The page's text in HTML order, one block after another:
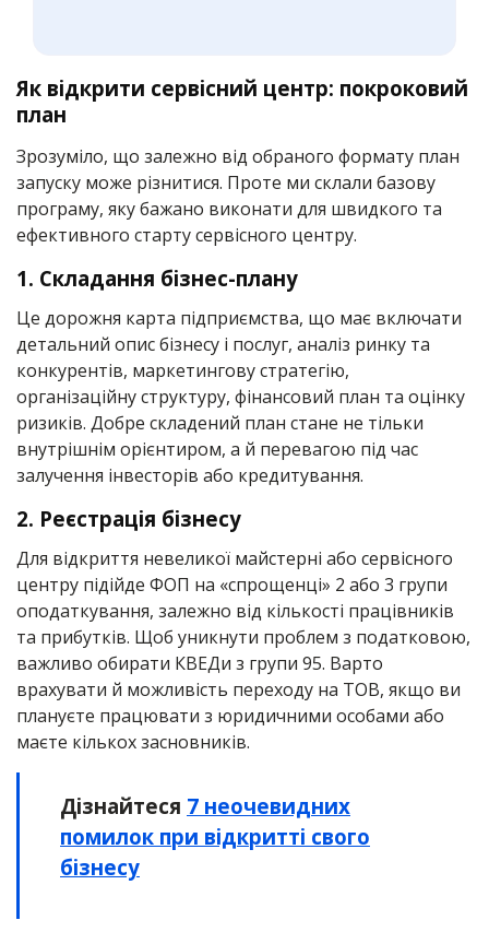
Як відкрити сервісний центр: покроковий
план
Зрозуміло, що залежно від обраного формату план
запуску може різнитися. Проте ми склали базову
програму, яку бажано виконати для швидкого та
ефективного старту сервісного центру.
1. Складання бізнес-плану
Це дорожня карта підприємства, що має включати
детальний опис бізнесу і послуг, аналіз ринку та
конкурентів, маркетингову стратегію,
організаційну структуру, фінансовий план та оцінку
ризиків. Добре складений план стане не тільки
внутрішнім орієнтиром, а й перевагою під час
залучення інвесторів або кредитування.
2. Реєстрація бізнесу
Для відкриття невеликої майстерні або сервісного
центру підійде ФОП на «спрощенці» 2 або 3 групи
оподаткування, залежно від кількості працівників
та прибутків. Щоб уникнути проблем з податковою,
важливо обирати КВЕДи з групи 95. Варто
врахувати й можливість переходу на ТОВ, якщо ви
плануєте працювати з юридичними особами або
маєте кількох засновників.
Дізнайтеся 7 неочевидних
помилок при відкритті свого
бізнесу